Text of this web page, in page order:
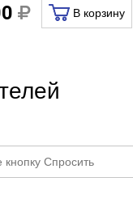
В корзину